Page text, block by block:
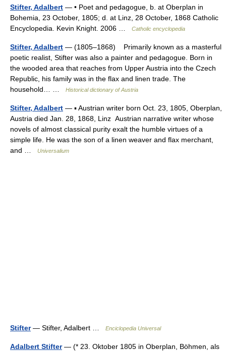
Stifter, Adalbert — • Poet and pedagogue, b. at Oberplan in
Bohemia, 23 October, 1805; d. at Linz, 28 October, 1868 Catholic
Encyclopedia. Kevin Knight. 2006 …
Catholic encyclopedia
Stifter, Adalbert — (1805–1868) Primarily known as a masterful
poetic realist, Stifter was also a painter and pedagogue. Born in
the wooded area that reaches from Upper Austria into the Czech
Republic, his family was in the flax and linen trade. The
household… …
Historical dictionary of Austria
Stifter, Adalbert — ▪ Austrian writer born Oct. 23, 1805, Oberplan,
Austria died Jan. 28, 1868, Linz Austrian narrative writer whose
novels of almost classical purity exalt the humble virtues of a
simple life. He was the son of a linen weaver and flax merchant,
and …
Universalium
Stifter— Stifter, Adalbert … Enciclopedia Universal
Adalbert Stifter— (* 23. Oktober 1805 in Oberplan, Böhmen, als